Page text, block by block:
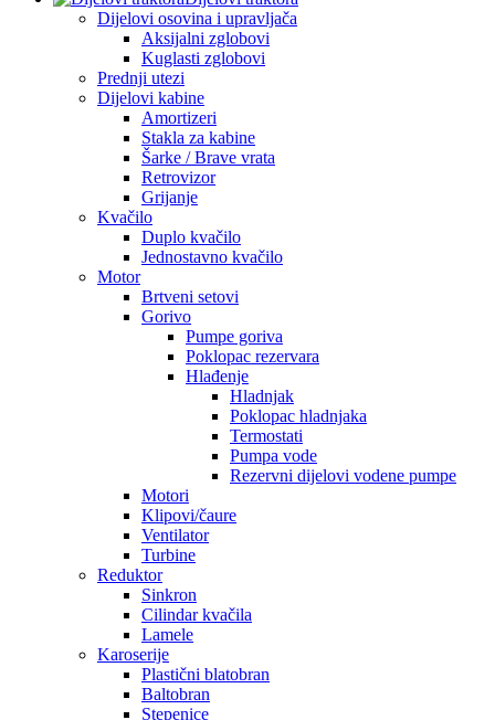
Dijelovi osovina i upravljača
Aksijalni zglobovi
Kuglasti zglobovi
Prednji utezi
Dijelovi kabine
Amortizeri
Stakla za kabine
Šarke / Brave vrata
Retrovizor
Grijanje
Kvačilo
Duplo kvačilo
Jednostavno kvačilo
Motor
Brtveni setovi
Gorivo
Pumpe goriva
Poklopac rezervara
Hlađenje
Hladnjak
Poklopac hladnjaka
Termostati
Pumpa vode
Rezervni dijelovi vodene pumpe
Motori
Klipovi/čaure
Ventilator
Turbine
Reduktor
Sinkron
Cilindar kvačila
Lamele
Karoserije
Plastični blatobran
Baltobran
Stepenice